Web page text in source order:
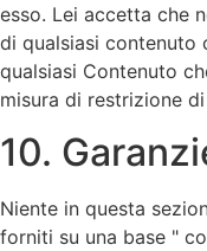
esso. Lei accetta che
di qualsiasi contenuto
qualsiasi Contenuto
misura di restrizione
10.
Niente in questa
forniti su una base "